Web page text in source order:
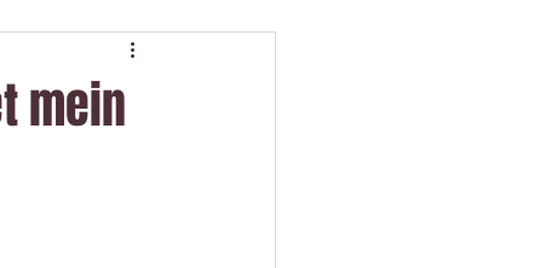
mein